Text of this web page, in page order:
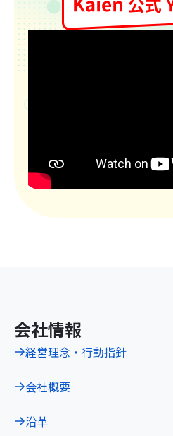
会社情報
経営理念・行動指針
会社概要
沿革